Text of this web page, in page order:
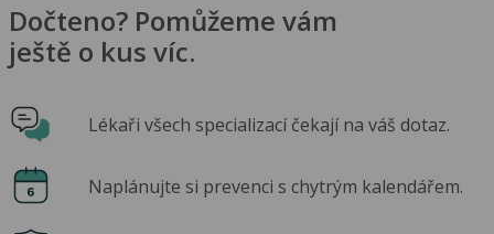
Dočteno? Pomůžeme vám
ještě o kus víc.
Lékaři všech specializací čekají na váš dotaz.
Naplánujte si prevenci s chytrým kalendářem.